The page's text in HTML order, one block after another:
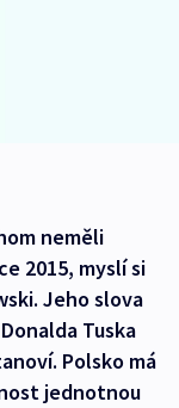
neměli
2015, myslí si
Jeho slova
Tuska
Polsko má
jednotnou